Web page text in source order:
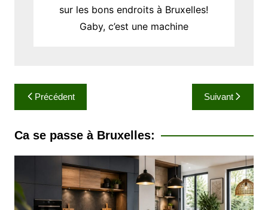
sur les bons endroits à Bruxelles!
Gaby, c’est une machine
a
v
a
t
Précédent Suivant
Ca se passe à Bruxelles: